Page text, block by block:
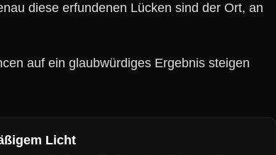
diese erfundenen Lücken sind der Ort, an
auf ein glaubwürdiges Ergebnis steigen
Licht